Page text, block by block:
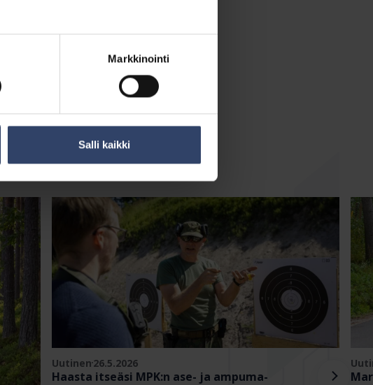
Markkinointi
Salli kaikki
Uutinen26.5.2026
Haasta itseäsi MPK:n ase- ja ampuma­